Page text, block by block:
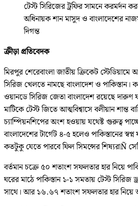
টেস্ট সিরিজের ট্রফির সামনে করমর্দন
অধিনায়ক শান মাসুদ ও বাংলাদেশের
দিগন্ত
ক্রীড়া প্রতিবেদক
মিরপুর শেরেবাংলা জাতীয় ক্রিকেট
সিরিজ খেলতে নামছে বাংলাদেশ ও পাকিস্তান।
ওয়ানডে সিরিজ জেতা বাংলাদেশ রয়েছে দারুণ
মাটিকে টেস্ট জিতে আত্মবিশ্বাসে বলীয়ান শান্ত
চ্যাম্পিয়নশিপের অংশ হওয়ায় যথেষ্ট গুরুত্ব
বাংলাদেশের টার্গেট ৪-৫ হলেও পাকিস্তানের
কতটুকু যেতে পারবে ফিল সিমন্সের শিষ্যরাÑ
বর্তমান চক্রে ৫০ শতাংশ সফলতার হার নিয়ে
ঘরের মাঠে পাকিস্তান ১-১ সমতায় টেস্ট সিরিজ
সাথে। আর ১৬.৬৭ শতাংশ সফলতার হার নিয়ে